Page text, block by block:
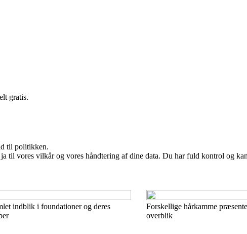
gratis.
til politikken.
til vores vilkår og vores håndtering af dine data. Du har fuld kontrol og
indblik i foundationer og deres
Forskellige hårkamme
overblik